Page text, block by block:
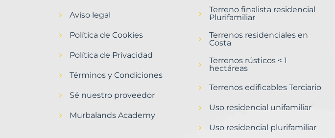
Aviso legal
Política de Cookies
Política de Privacidad
Términos y Condiciones
Sé nuestro proveedor
Murbalands Academy
Terreno finalista residencial
Plurifamiliar
Terrenos residenciales en
Costa
Terrenos rústicos < 1
hectáreas
Terrenos edificables Terciario
Uso residencial unifamiliar
Uso residencial plurifamiliar